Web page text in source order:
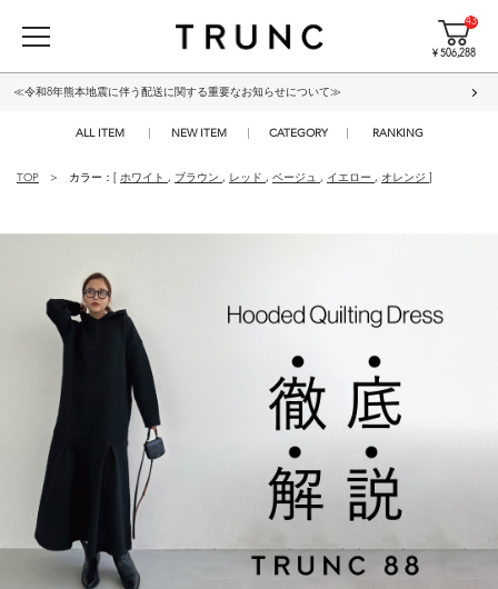
43
¥ 506,288
≪令和8年熊本地震に伴う配送に関する重要なお知らせについて≫
ALL ITEM NEW ITEM CATEGORY RANKING
TOP カラー：[ ホワイト , ブラウン , レッド , ベージュ , イエロー , オレンジ